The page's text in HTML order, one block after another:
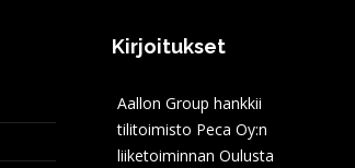
Kirjoitukset
Aallon Group hankkii
tilitoimisto Peca Oy:n
liiketoiminnan Oulusta